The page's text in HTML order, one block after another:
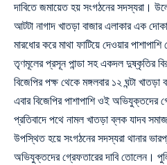
দাবিতে জমায়েত হয় সংগঠনের সদস্যরা।
আটটা নাগাদ খাতড়া বাজার এলাকার এক
মারধোর করে মাথা ফাটিয়ে দেওয়ার
তৃণমূলের প্রসূন পান্ডা সহ একদল দুষ্কৃতির
বিজেপির পক্ষ থেকে মঙ্গলবার ১২ ঘন্টা
এবার বিজেপির পাশাপাশি ওই অভিযুক্তদের
প্রতিবাদে পথে নামল খাতড়া ব্লক যাদব
উপস্থিত হয়ে সংগঠনের সদস্যরা থানার
অভিযুক্তদের গ্রেফতারের দাবি তোলেন।